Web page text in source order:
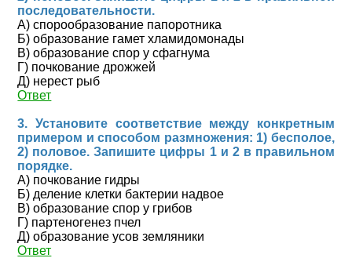
последовательности.
А) спорообразование папоротника
Б) образование гамет хламидомонады
В) образование спор у сфагнума
Г) почкование дрожжей
Д) нерест рыб
Ответ
3. Установите соответствие между конкретным
примером и способом размножения: 1) бесполое,
2) половое. Запишите цифры 1 и 2 в правильном
порядке.
А) почкование гидры
Б) деление клетки бактерии надвое
В) образование спор у грибов
Г) партеногенез пчел
Д) образование усов земляники
Ответ